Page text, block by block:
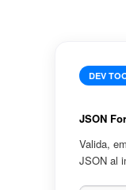
DEV
JSON
Valida,
JSON al